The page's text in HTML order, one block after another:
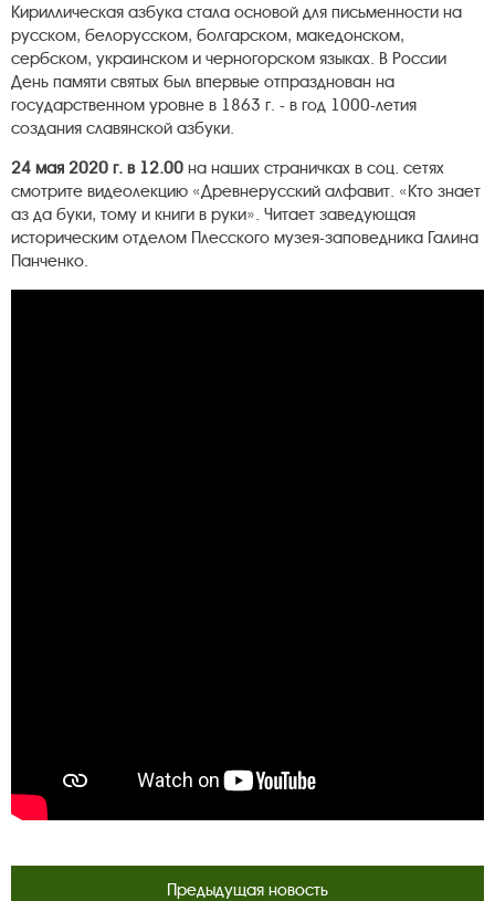
Кириллическая азбука стала основой для письменности на
русском, белорусском, болгарском, македонском,
сербском, украинском и черногорском языках. В России
День памяти святых был впервые отпразднован на
государственном уровне в 1863 г. - в год 1000-летия
создания славянской азбуки.
24 мая 2020 г. в 12.00 на наших страничках в соц. сетях
смотрите видеолекцию «Древнерусский алфавит. «Кто знает
аз да буки, тому и книги в руки». Читает заведующая
историческим отделом Плесского музея-заповедника Галина
Панченко.
Предыдущая новость